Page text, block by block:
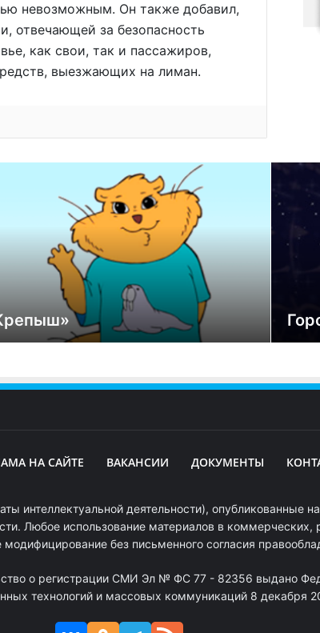
невозможным. Он также добавил,
отвечающей за безопасность
как свои, так и пассажиров,
выезжающих на лиман.
НА САЙТЕ ВАКАНСИИ ДОКУМЕНТЫ
интеллектуальной деятельности), опубликованные
Любое использование материалов в
модифицирование без письменного согласия
о регистрации СМИ Эл № ФС 77 - 82356 выдано
технологий и массовых коммуникаций 8 декабря